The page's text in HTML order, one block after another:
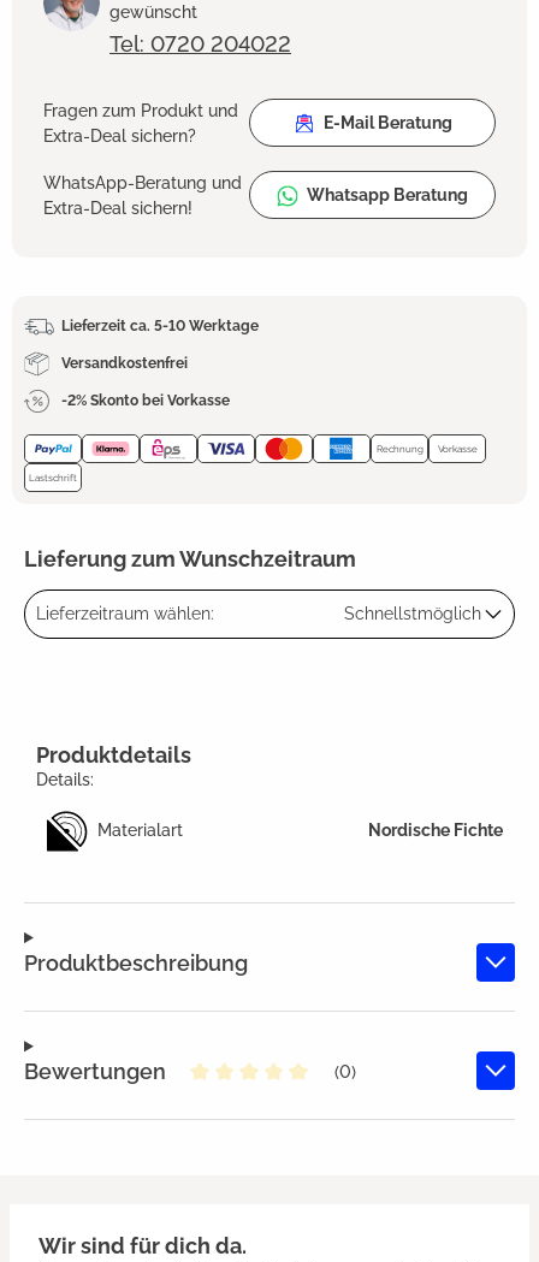
gewünscht
Tel: 0720 204022
Fragen zum Produkt und
Extra-Deal sichern?
E-Mail Beratung
WhatsApp-Beratung und
Extra-Deal sichern!
Whatsapp Beratung
Lieferzeit ca. 5-10 Werktage
Versandkostenfrei
-2% Skonto bei Vorkasse
Rechnung Vorkasse
Lastschrift
Lieferung zum Wunschzeitraum
Lieferzeitraum wählen: Schnellstmöglich
Produktbeschreibung
Bewertungen
(0)
Produktdetails
Details:
Materialart Nordische Fichte
Wir sind für dich da.